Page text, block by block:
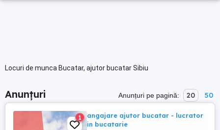
Locuri de munca Bucatar, ajutor bucatar Sibiu
Anunțuri Anunțuri pe pagină: 20 50
1
angajare ajutor bucatar - lucrator
in bucatarie